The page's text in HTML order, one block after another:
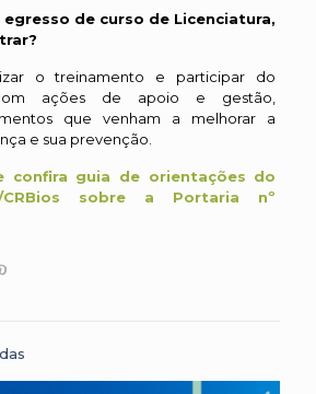
egresso de curso de Licenciatura,
o treinamento e participar do
ações de apoio e gestão,
que venham a melhorar a
e sua prevenção.
confira guia de orientações do
CRBios sobre a Portaria nº